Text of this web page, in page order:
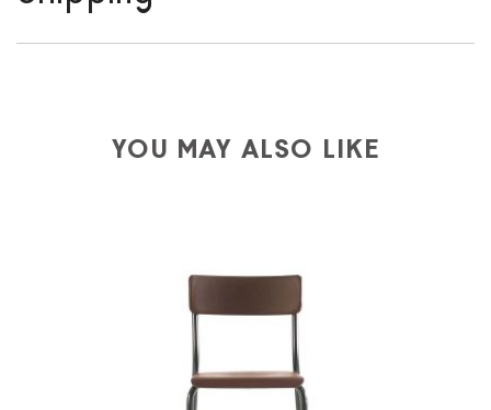
shippinguses specific couriers for furniture
and the rest of the world you can find specific
quotations when checking out. In case you do not find
any indication, the price is ex-works. You can arrange
the pick-up yourself or ask us for a specific quotation.
YOU MAY ALSO LIKE